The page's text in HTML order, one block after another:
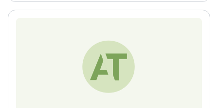
de las personas sobre los temas que le interesan.